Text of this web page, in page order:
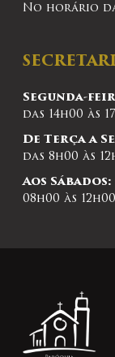
No horário
Segunda-
das 14h00 às
De Terça a
das 8h00 às
Aos Sábados:
08h00 às 12h00